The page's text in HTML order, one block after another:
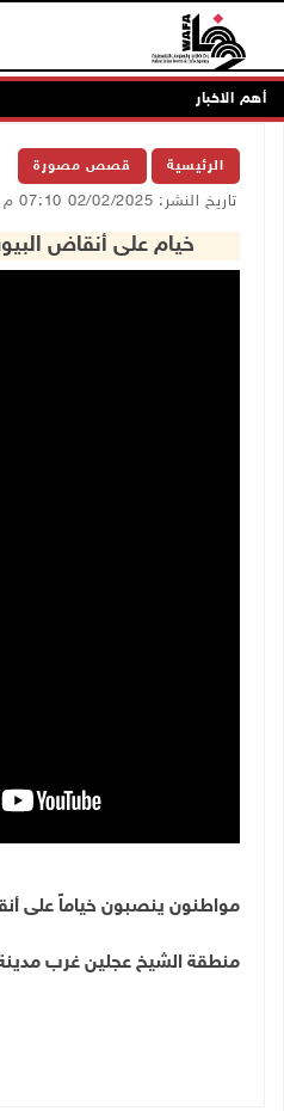
أهم الاخبار
الرئيسية قصص مصورة
تاريخ النشر: 02/02/2025 07:10 م
خيام على أنقاض
مواطنون ينصبون خياماً على
منطقة الشيخ عجلين غرب